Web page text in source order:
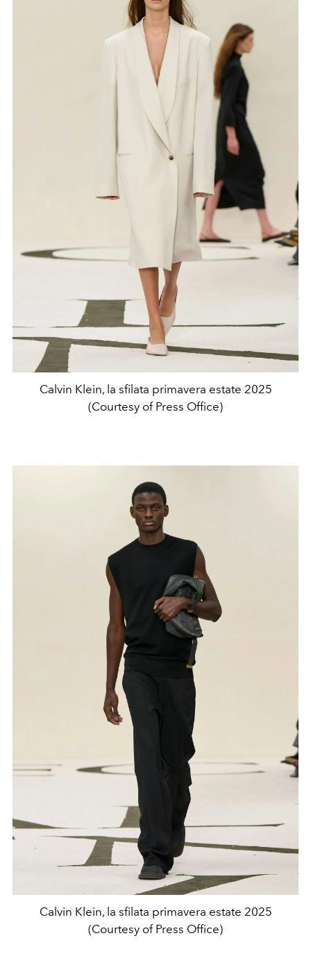
Calvin Klein, la sfilata primavera estate 2025
(Courtesy of Press Office)
Calvin Klein, la sfilata primavera estate 2025
(Courtesy of Press Office)